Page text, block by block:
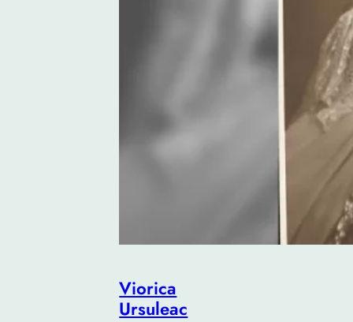
Viorica
Ursuleac